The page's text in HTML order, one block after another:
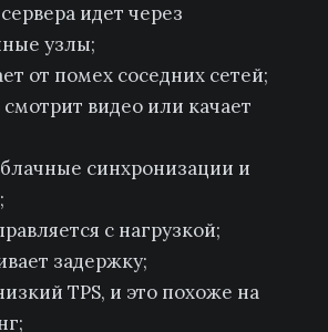
идет через
узлы;
от помех соседних сетей;
видео или качает
синхронизации и
с нагрузкой;
задержку;
TPS, и это похоже на